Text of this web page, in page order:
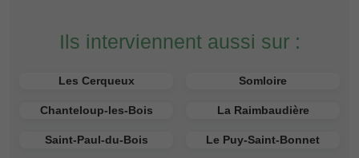
Ils interviennent aussi sur :
Les Cerqueux Somloire
Chanteloup-les-Bois La Raimbaudière
Saint-Paul-du-Bois Le Puy-Saint-Bonnet